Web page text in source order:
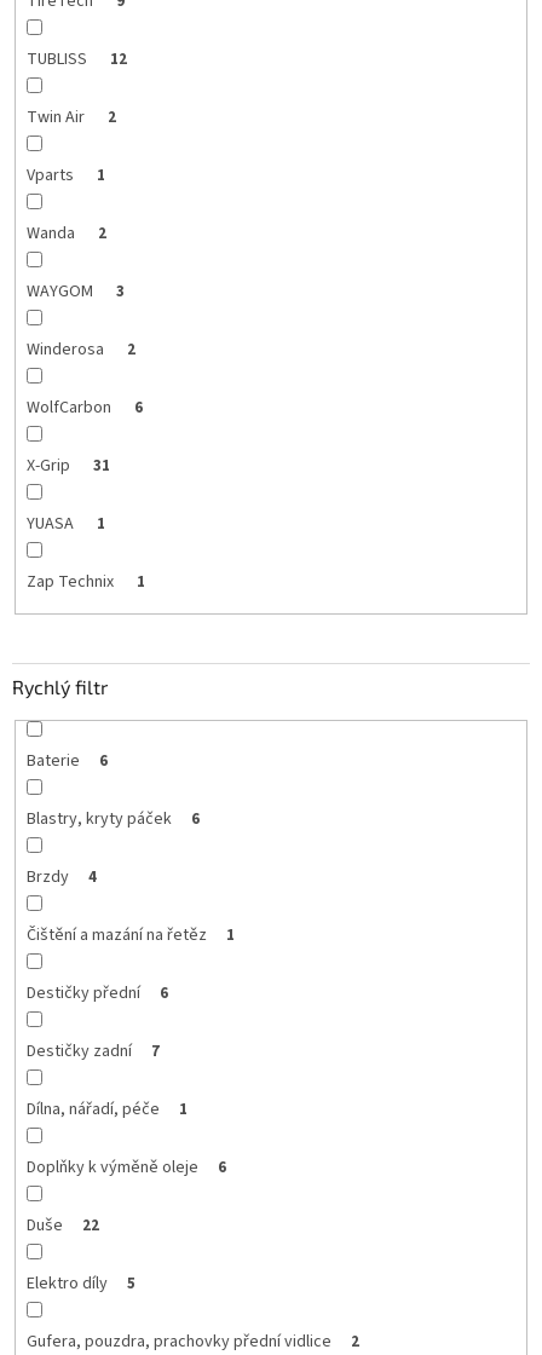
TUBLISS 12
Twin Air 2
Vparts 1
Wanda 2
WAYGOM 3
Winderosa 2
WolfCarbon 6
X-Grip 31
YUASA 1
Zap Technix 1
Rychlý filtr
Baterie 6
Blastry, kryty páček 6
Brzdy 4
Čištění a mazání na řetěz 1
Destičky přední 6
Destičky zadní 7
Dílna, nářadí, péče 1
Doplňky k výměně oleje 6
Duše 22
Elektro díly 5
Gufera, pouzdra, prachovky přední vidlice 2